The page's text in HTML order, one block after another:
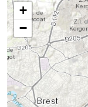
+
−